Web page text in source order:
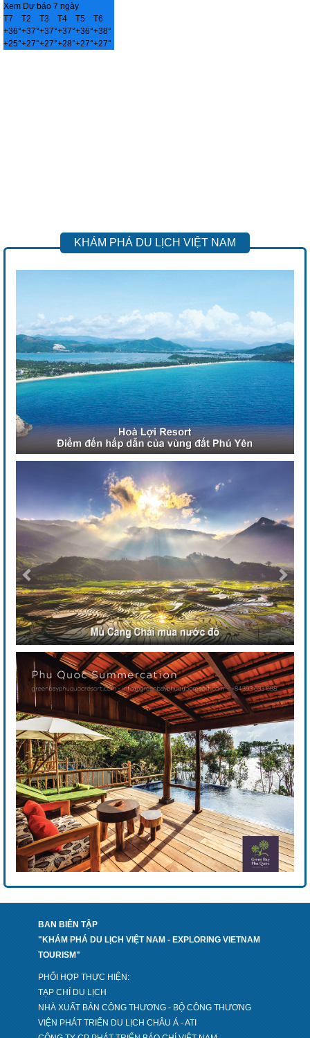
Xem Dự báo 7 ngày
T7
T2 T3 T4 T5
T6
+36°+37°+37°+37°+36°+38°
+25°+27°+27°+28°+27°+27°
KHÁM PHÁ DU LỊCH VIỆT NAM
BAN BIÊN TẬP
"KHÁM PHÁ DU LỊCH VIỆT NAM - EXPLORING VIETNAM
TOURISM"
PHỐI HỢP THỰC HIỆN:
TẠP CHÍ DU LỊCH
NHÀ XUẤT BẢN CÔNG THƯƠNG - BỘ CÔNG THƯƠNG
VIỆN PHÁT TRIỂN DU LỊCH CHÂU Á - ATI